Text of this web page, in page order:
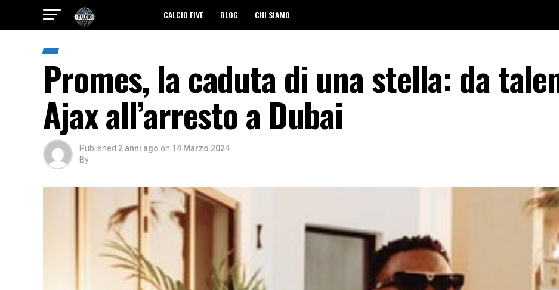
CALCIO FIVE BLOG CHI SIAMO
Promes, la caduta di una stella: da
Ajax all’arresto a Dubai
Published 2 anni ago on 14 Marzo 2024
By